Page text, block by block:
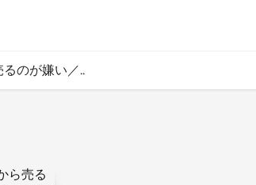
のが嫌い／..